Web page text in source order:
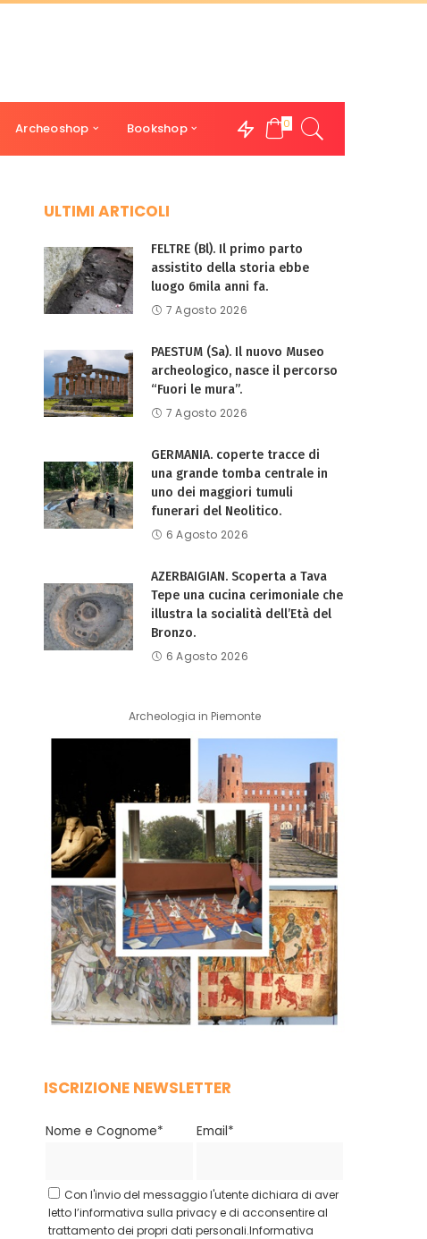
Archeoshop Bookshop 0
ULTIMI ARTICOLI
FELTRE (Bl). Il primo parto
assistito della storia ebbe
luogo 6mila anni fa.
7 Agosto 2026
PAESTUM (Sa). Il nuovo Museo
archeologico, nasce il percorso
“Fuori le mura”.
7 Agosto 2026
GERMANIA. coperte tracce di
una grande tomba centrale in
uno dei maggiori tumuli
funerari del Neolitico.
6 Agosto 2026
AZERBAIGIAN. Scoperta a Tava
Tepe una cucina cerimoniale che
illustra la socialità dell’Età del
Bronzo.
6 Agosto 2026
Archeologia in Piemonte
ISCRIZIONE NEWSLETTER
Nome e Cognome* Email*
Con l'invio del messaggio l'utente dichiara di aver
letto l’informativa sulla privacy e di acconsentire al
trattamento dei propri dati personali.Informativa